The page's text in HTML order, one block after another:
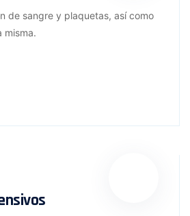
de sangre y plaquetas, así como
misma.